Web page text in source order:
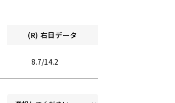
(R) 右目データ
8.7/14.2